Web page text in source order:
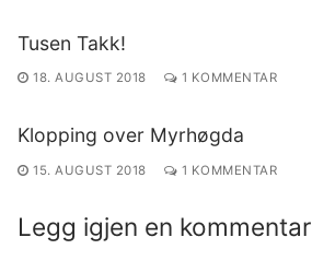
Tusen Takk!
18. AUGUST 2018 1 KOMMENTAR
Klopping over Myrhøgda
15. AUGUST 2018 1 KOMMENTAR
Legg igjen en kommentar